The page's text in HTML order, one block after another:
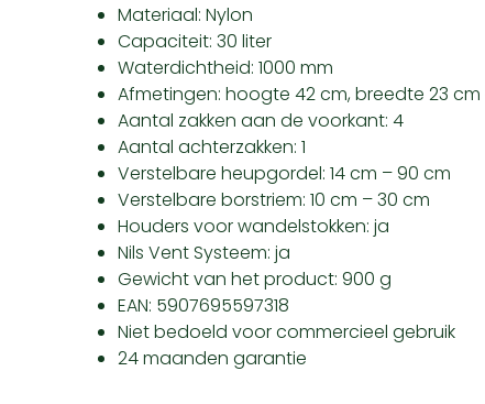
Materiaal: Nylon
Capaciteit: 30 liter
Waterdichtheid: 1000 mm
Afmetingen: hoogte 42 cm, breedte 23
Aantal zakken aan de voorkant: 4
Aantal achterzakken: 1
Verstelbare heupgordel: 14 cm – 90 cm
Verstelbare borstriem: 10 cm – 30 cm
Houders voor wandelstokken: ja
Nils Vent Systeem: ja
Gewicht van het product: 900 g
EAN: 5907695597318
Niet bedoeld voor commercieel gebruik
24 maanden garantie